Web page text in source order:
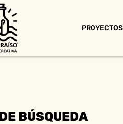
PROYECTOS
BÚSQUEDA